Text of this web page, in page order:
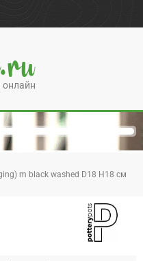
онлайн
m black washed D18 H18 см